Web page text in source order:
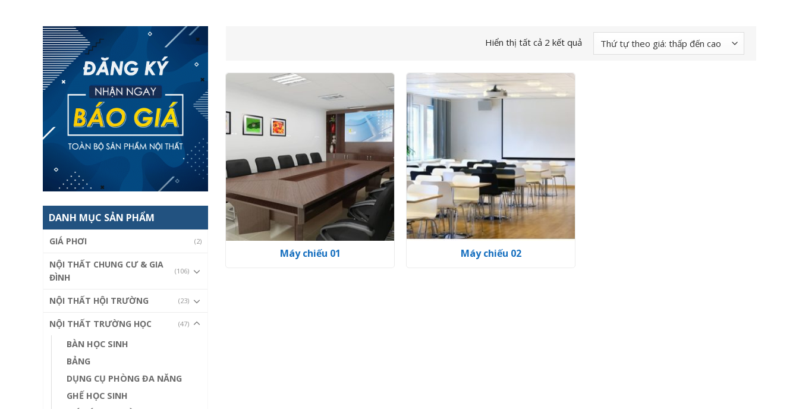
DANH MỤC SẢN PHẨM
GIÁ PHƠI (2)
NỘI THẤT CHUNG CƯ & GIA
ĐÌNH
(106)
NỘI THẤT HỘI TRƯỜNG (23)
NỘI THẤT TRƯỜNG HỌC (47)
BÀN HỌC SINH
BẢNG
DỤNG CỤ PHÒNG ĐA NĂNG
GHẾ HỌC SINH
Hiển thị tất cả 2 kết quả
Máy chiếu 01 Máy chiếu 02